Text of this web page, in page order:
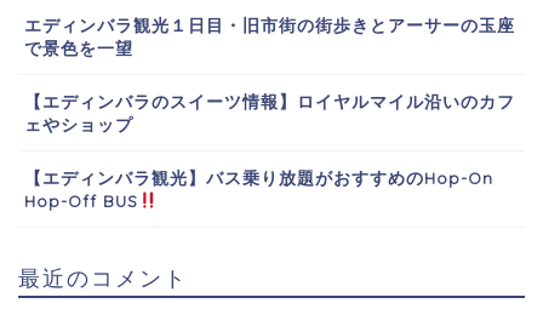
エディンバラ観光１日目・旧市街の街歩きとアーサーの玉座
で景色を一望
【エディンバラのスイーツ情報】ロイヤルマイル沿いのカフ
ェやショップ
【エディンバラ観光】バス乗り放題がおすすめのHop-On
Hop-Off BUS
最近のコメント